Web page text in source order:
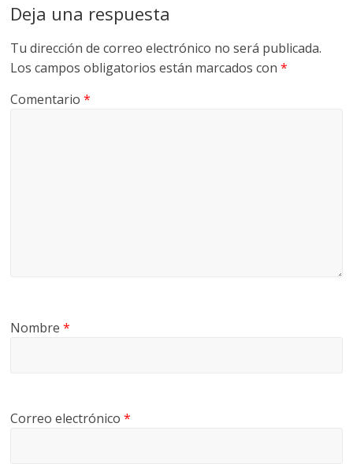
A
Deja una respuesta
Tu dirección de correo electrónico no será publicada.
Los campos obligatorios están marcados con*
Comentario*
Nombre*
Correo electrónico*